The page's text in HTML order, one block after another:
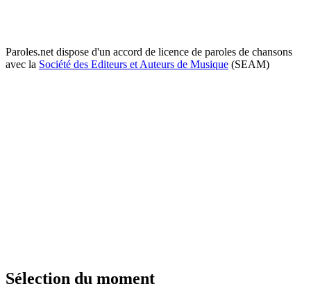
Paroles.net dispose d'un accord de licence de paroles de chansons
avec la Société des Editeurs et Auteurs de Musique (SEAM)
Sélection du moment